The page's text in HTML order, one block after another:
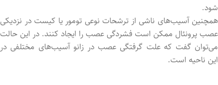
شود.
همچنین آسیب‌های ناشی از ترشحات نوعی تومور یا کیست در نزدیکی
عصب پرونئال ممکن است فشردگی عصب را ایجاد کنند. در این حالت
می‌توان گفت که علت گرفتگی عصب در زانو آسیب‌های مختلفی در
این ناحیه است.